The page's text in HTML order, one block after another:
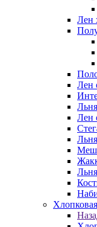
Лен
Лен
Лен